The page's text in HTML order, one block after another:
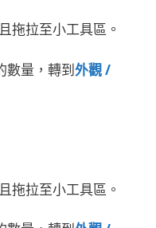
拖拉至小工具區。
數量，轉到外觀 /
拖拉至小工具區。